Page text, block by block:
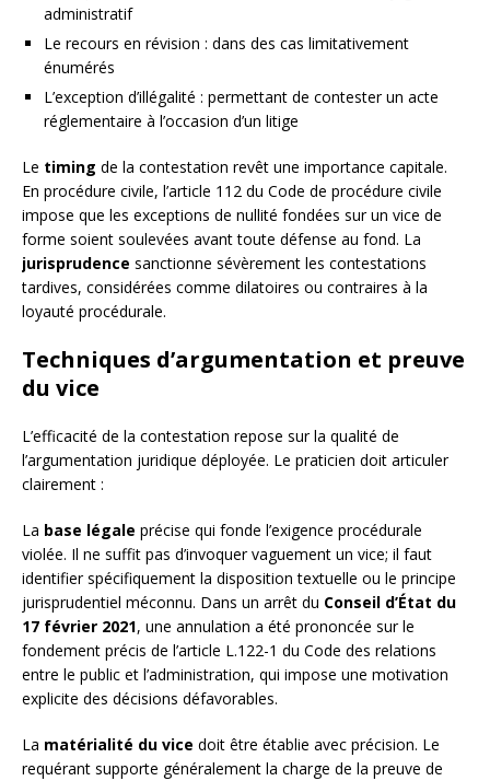
administratif
Le recours en révision : dans des cas limitativement
énumérés
L’exception d’illégalité : permettant de contester un acte
réglementaire à l’occasion d’un litige
Le timing de la contestation revêt une importance capitale.
En procédure civile, l’article 112 du Code de procédure civile
impose que les exceptions de nullité fondées sur un vice de
forme soient soulevées avant toute défense au fond. La
jurisprudence sanctionne sévèrement les contestations
tardives, considérées comme dilatoires ou contraires à la
loyauté procédurale.
Techniques d’argumentation et preuve
du vice
L’efficacité de la contestation repose sur la qualité de
l’argumentation juridique déployée. Le praticien doit articuler
clairement :
La base légale précise qui fonde l’exigence procédurale
violée. Il ne suffit pas d’invoquer vaguement un vice; il faut
identifier spécifiquement la disposition textuelle ou le principe
jurisprudentiel méconnu. Dans un arrêt du Conseil d’État du
17 février 2021, une annulation a été prononcée sur le
fondement précis de l’article L.122-1 du Code des relations
entre le public et l’administration, qui impose une motivation
explicite des décisions défavorables.
La matérialité du vice doit être établie avec précision. Le
requérant supporte généralement la charge de la preuve de